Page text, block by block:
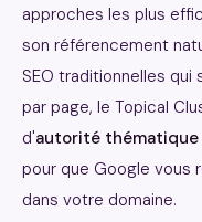
approches les plus
son référencement
SEO traditionnelles
par page, le Topical
d'autorité thématique
pour que Google vous
dans votre domaine.